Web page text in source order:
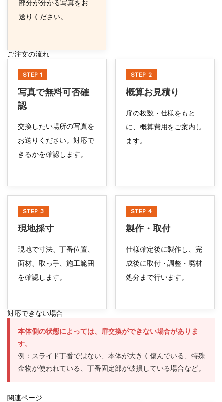
部分が分かる写真をお
送りください。
ご注文の流れ
STEP 1
写真で無料可否確
認
交換したい場所の写真を
お送りください。対応で
きるかを確認します。
STEP 2
概算お見積り
扉の枚数・仕様をもと
に、概算費用をご案内し
ます。
STEP 3
現地採寸
現地で寸法、丁番位置、
面材、取っ手、施工範囲
を確認します。
STEP 4
製作・取付
仕様確定後に製作し、完
成後に取付・調整・廃材
処分まで行います。
対応できない場合
本体側の状態によっては、扉交換ができない場合がありま
す。
例：スライド丁番ではない、本体が大きく傷んでいる、特殊
金物が使われている、丁番固定部が破損している場合など。
関連ページ